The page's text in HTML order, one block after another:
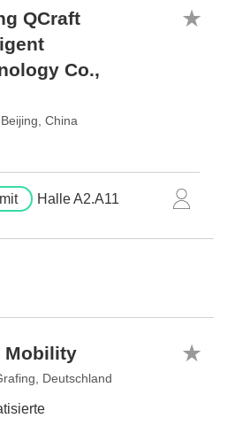
QCraft
Co.,
China
Halle A2.A11
Mobility
Deutschland